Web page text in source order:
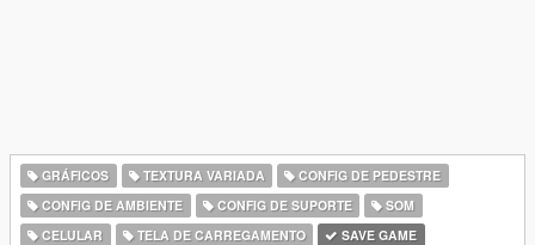
GRÁFICOS TEXTURA VARIADA
CONFIG DE PEDESTRE
CONFIG DE AMBIENTE
CONFIG DE SUPORTE
SOM
CELULAR
TELA DE CARREGAMENTO
SAVE GAME